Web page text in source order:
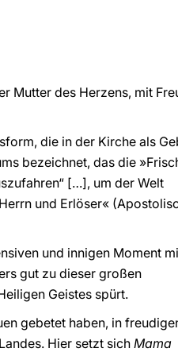
Mutter des Herzens, mit
die in der Kirche als
bezeichnet, das die
[…], um der Welt
und Erlöser«
und innigen Moment
gut zu dieser großen
Geistes spürt.
gebetet haben, in
Hier setzt sich Mama